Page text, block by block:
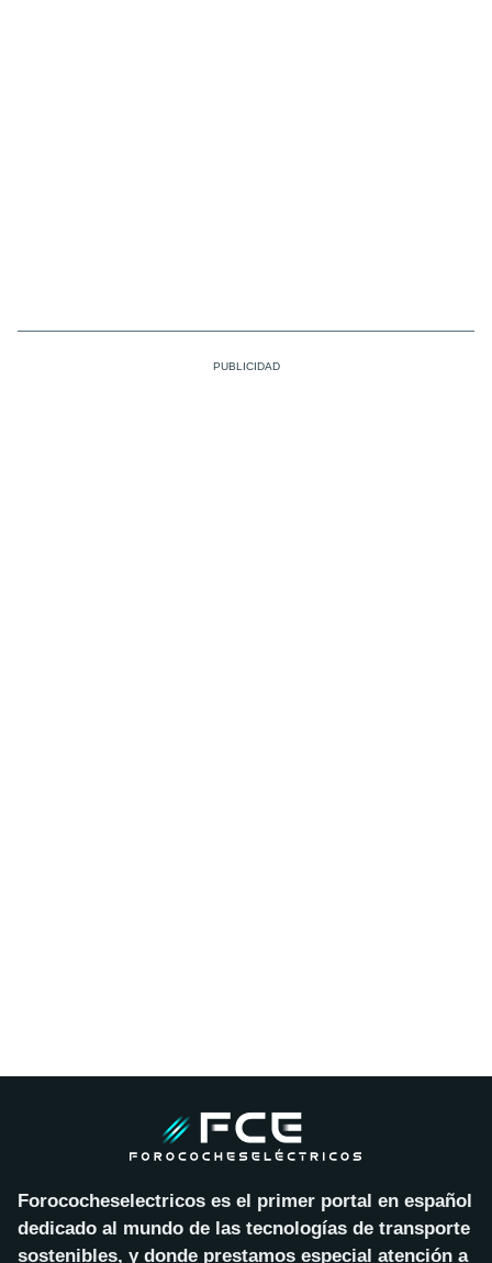
Forococheselectricos es el primer portal en español
dedicado al mundo de las tecnologías de transporte
sostenibles, y donde prestamos especial atención a